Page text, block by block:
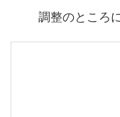
調整のところ